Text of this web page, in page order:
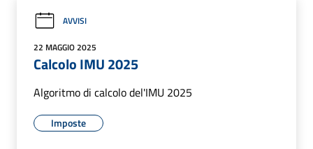
AVVISI
22 MAGGIO 2025
Calcolo IMU 2025
Algoritmo di calcolo del'IMU 2025
Imposte